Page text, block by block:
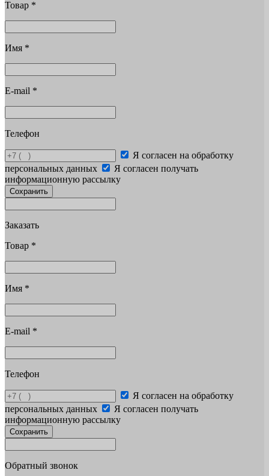
Товар *
Имя *
E-mail *
Телефон
Я согласен на обработку
персональных данных
Я согласен получать
информационную рассылку
Сохранить
Заказать
Товар *
Имя *
E-mail *
Телефон
Я согласен на обработку
персональных данных
Я согласен получать
информационную рассылку
Сохранить
Обратный звонок